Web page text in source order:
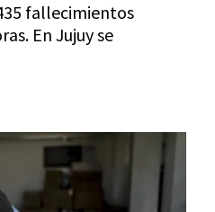
fallecimientos
En Jujuy se